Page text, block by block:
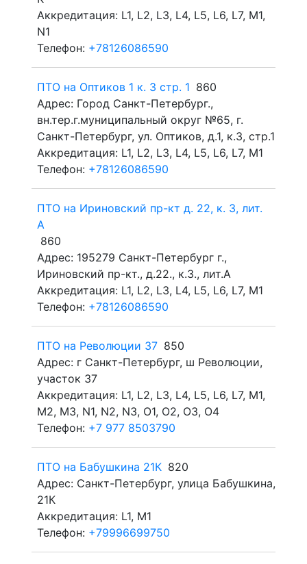
Аккредитация: L1, L2, L3, L4, L5, L6, L7, M1,
N1
Телефон: +78126086590
ПТО на Оптиков 1 к. 3 стр. 1 860
Адрес: Город Санкт-Петербург.,
вн.тер.г.муниципальный округ №65, г.
Санкт-Петербург, ул. Оптиков, д.1, к.3, стр.1
Аккредитация: L1, L2, L3, L4, L5, L6, L7, M1
Телефон: +78126086590
ПТО на Ириновский пр-кт д. 22, к. 3, лит.
А
860
Адрес: 195279 Санкт-Петербург г.,
Ириновский пр-кт., д.22., к.3., лит.А
Аккредитация: L1, L2, L3, L4, L5, L6, L7, M1
Телефон: +78126086590
ПТО на Революции 37 850
Адрес: г Санкт-Петербург, ш Революции,
участок 37
Аккредитация: L1, L2, L3, L4, L5, L6, L7, M1,
M2, M3, N1, N2, N3, O1, O2, O3, O4
Телефон: +7 977 8503790
ПТО на Бабушкина 21К 820
Адрес: Санкт-Петербург, улица Бабушкина,
21К
Аккредитация: L1, M1
Телефон: +79996699750